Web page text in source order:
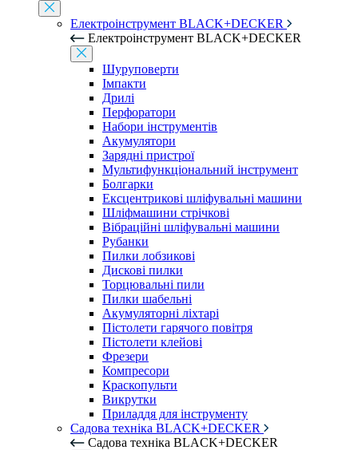
Електроінструмент BLACK+DECKER
Електроінструмент BLACK+DECKER
Шуруповерти
Імпакти
Дрилі
Перфоратори
Набори інструментів
Акумулятори
Зарядні пристрої
Мультифункціональний інструмент
Болгарки
Ексцентрикові шліфувальні машини
Шліфмашини стрічкові
Вібраційні шліфувальні машини
Рубанки
Пилки лобзикові
Дискові пилки
Торцювальні пили
Пилки шабельні
Акумуляторні ліхтарі
Пістолети гарячого повітря
Пістолети клейові
Фрезери
Компресори
Краскопульти
Викрутки
Приладдя для інструменту
Садова техніка BLACK+DECKER
Садова техніка BLACK+DECKER